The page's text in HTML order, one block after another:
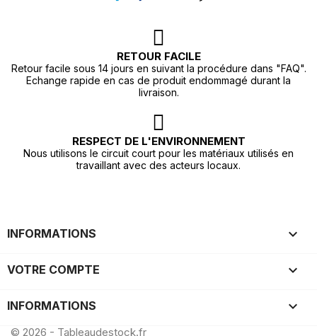
RETOUR FACILE
Retour facile sous 14 jours en suivant la procédure dans "FAQ".
Echange rapide en cas de produit endommagé durant la
livraison.
RESPECT DE L'ENVIRONNEMENT
Nous utilisons le circuit court pour les matériaux utilisés en
travaillant avec des acteurs locaux.
INFORMATIONS 
VOTRE COMPTE 
INFORMATIONS keyboard_arrow_down
© 2026 - Tableaudestock.fr